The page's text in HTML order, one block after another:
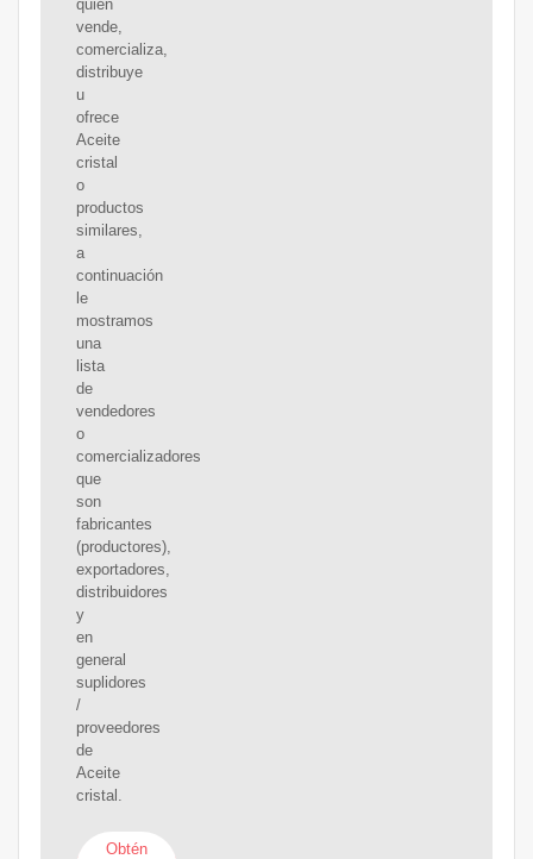
quién
vende,
comercializa,
distribuye
u
ofrece
Aceite
cristal
o
productos
similares,
a
continuación
le
mostramos
una
lista
de
vendedores
o
comercializadores
que
son
fabricantes
(productores),
exportadores,
distribuidores
y
en
general
suplidores
/
proveedores
de
Aceite
cristal.
Obtén